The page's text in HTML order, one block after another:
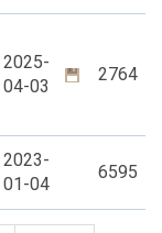
2025-
04-03
2764
2023-
01-04
6595